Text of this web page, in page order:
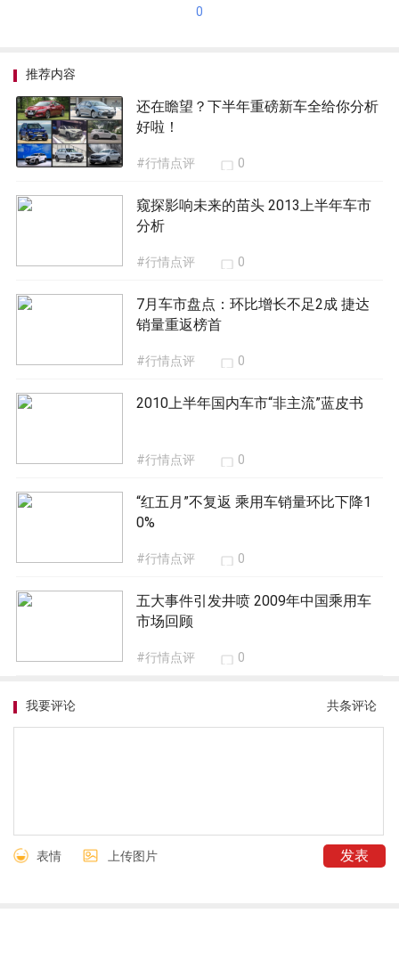
0
推荐内容
还在瞻望？下半年重磅新车全给你分析
好啦！
#行情点评 0
窥探影响未来的苗头 2013上半年车市
分析
#行情点评 0
7月车市盘点：环比增长不足2成 捷达
销量重返榜首
#行情点评 0
2010上半年国内车市“非主流”蓝皮书
#行情点评 0
“红五月”不复返 乘用车销量环比下降1
0%
#行情点评 0
五大事件引发井喷 2009年中国乘用车
市场回顾
#行情点评 0
共条评论
我要评论
表情 上传图片